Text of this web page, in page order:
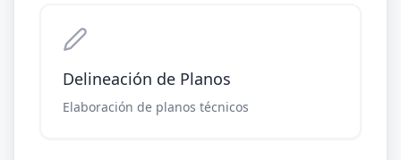
Delineación de Planos
Elaboración de planos técnicos